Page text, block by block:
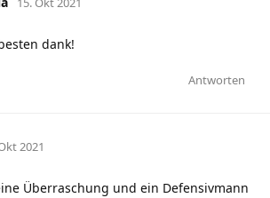
dank!
Antworten
2021
Überraschung und ein Defensivmann